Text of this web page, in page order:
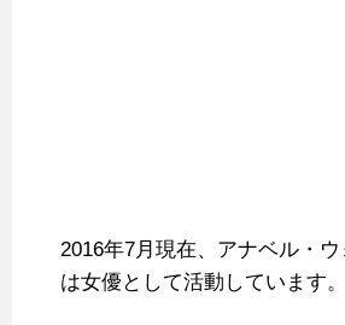
2016年7月現在、アナベル・
は女優として活動しています。